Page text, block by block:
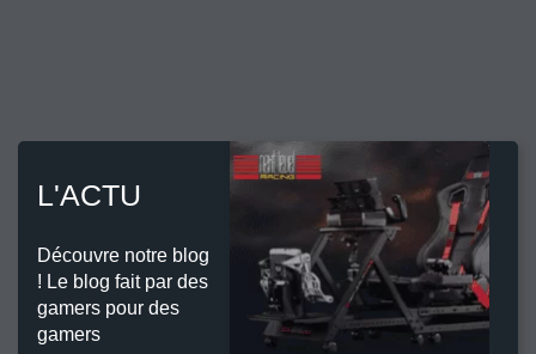
L'ACTU
Découvre notre blog
! Le blog fait par des
gamers pour des
gamers